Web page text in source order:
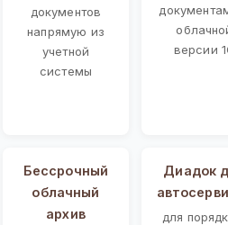
документов
напрямую из
учетной
системы
версии
Бессрочный
облачный
архив
Диадок
для